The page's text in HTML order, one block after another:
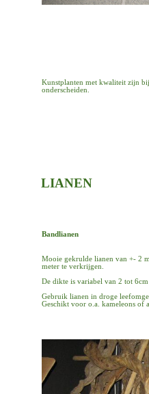
Kunstplanten met kwaliteit zijn
onderscheiden.
LIANEN
Bandlianen
Mooie gekrulde lianen van +- 2
meter te verkrijgen.
De dikte is variabel van 2 tot
Gebruik lianen in droge
Geschikt voor o.a. kameleons of